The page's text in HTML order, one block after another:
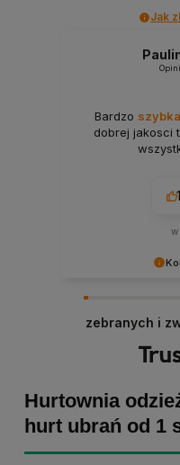
Jak
skrzydeł, dlatego
zakup przebiegł
utrzymać dobrą
Bardzo szybka
dobrej jakosci
1
zebranych i
Hurtownia
hurt ubrań od 1